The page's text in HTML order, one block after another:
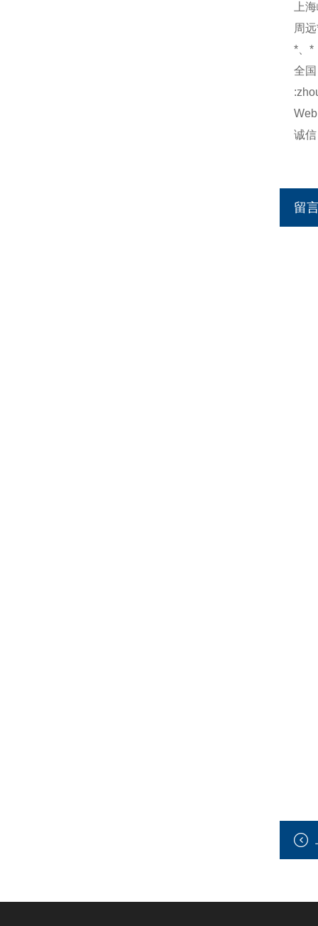
上
周
*、*
全
诚
留